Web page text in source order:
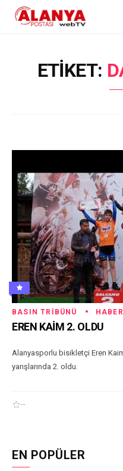
ETIKET:
BASIN TRIBÜNÜ
EREN KAİM 2. OLDU
Alanyasporlu bisikletçi Eren
yarışlarında 2. oldu.
--
EN POPÜLER